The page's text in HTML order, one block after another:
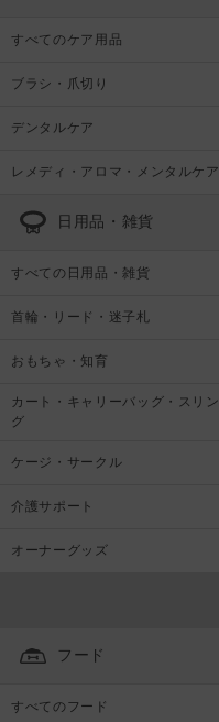
すべてのケア用品
ブラシ・爪切り
デンタルケア
レメディ・アロマ・メンタルケア
日用品・雑貨
すべての日用品・雑貨
首輪・リード・迷子札
おもちゃ・知育
カート・キャリーバッグ・スリン
グ
ケージ・サークル
介護サポート
オーナーグッズ
フード
すべてのフード